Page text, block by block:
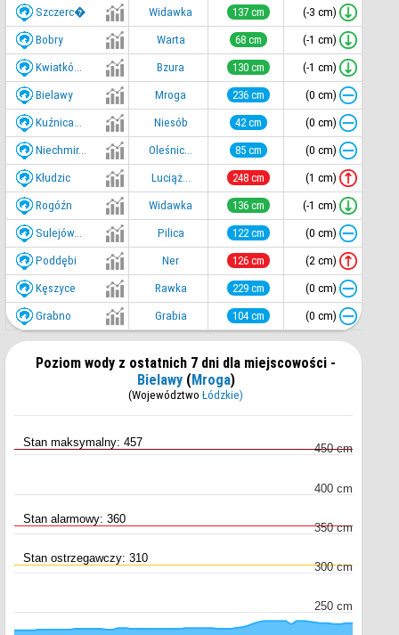
Szczerc� Widawka 137 cm (-3 cm)
Bobry Warta 68 cm (-1 cm)
Kwiatkó... Bzura 130 cm (-1 cm)
Bielawy Mroga 236 cm (0 cm)
Kuźnica... Niesób 42 cm (0 cm)
Niechmir... Oleśnic... 85 cm (0 cm)
Kłudzic Luciąż... 248 cm (1 cm)
Rogóźn Widawka 136 cm (-1 cm)
Sulejów... Pilica 122 cm (0 cm)
Poddębi Ner 126 cm (2 cm)
Kęszyce Rawka 229 cm (0 cm)
Grabno Grabia 104 cm (0 cm)
Poziom wody z ostatnich 7 dni dla miejscowości -
Bielawy(Mroga)
(Województwo Łódzkie)
Stan alarmowy: 360
Stan ostrzegawczy: 310
Stan maksymalny: 457
250 cm
300 cm
350 cm
400 cm
450 cm